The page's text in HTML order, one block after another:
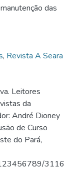
das
, Revista A Seara
Leitores
da
André Dioney
de Curso
do Pará,
3116